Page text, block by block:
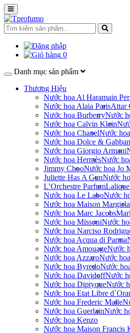
0
Danh mục sản phẩm
Thương Hiệu
Nước hoa Al Haramain
Nước hoa Alaia ParisAttar
Nước hoa BurberryNước
Nước hoa Calvin Klein
Nước hoa ChanelNước
Nước hoa Dolce &
Nước hoa Giorgio Armani
Nước hoa HermèsNước
Jimmy ChooNước hoa Jo
Juliette Has A GunNước
L’Orchestre ParfumLalique
Nước hoa Le LaboNước
Nước hoa Maison Margiela
Nước hoa Marc Jacobs
Nước hoa MissoniNước
Nước hoa Narciso
Nước hoa Acqua di Parma
Nước hoa AmouageNước
Nước hoa AzzaroNước
Nước hoa ByredoNước
Nước hoa DavidoffNước
Nước hoa DiptyqueNước
Nước hoa Etat Libre
Nước hoa Frederic Malle
Nước hoa GuerlainNước
Nước hoa Kenzo
Nước hoa Maison Francis